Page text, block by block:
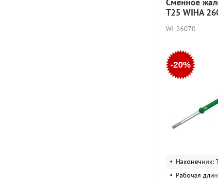
T25 WIHA
WI-26070
-20%
Наконечник:
Рабочая